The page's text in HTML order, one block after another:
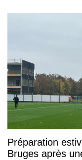
Préparation
Bruges après